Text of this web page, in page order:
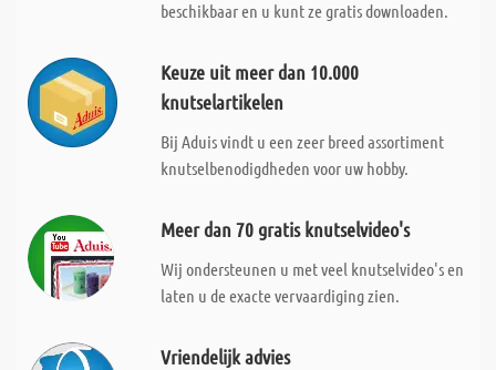
beschikbaar en u kunt ze gratis downloaden.
Keuze uit meer dan 10.000
knutselartikelen
Bij Aduis vindt u een zeer breed assortiment
knutselbenodigdheden voor uw hobby.
Meer dan 70 gratis knutselvideo's
Wij ondersteunen u met veel knutselvideo's en
laten u de exacte vervaardiging zien.
Vriendelijk advies